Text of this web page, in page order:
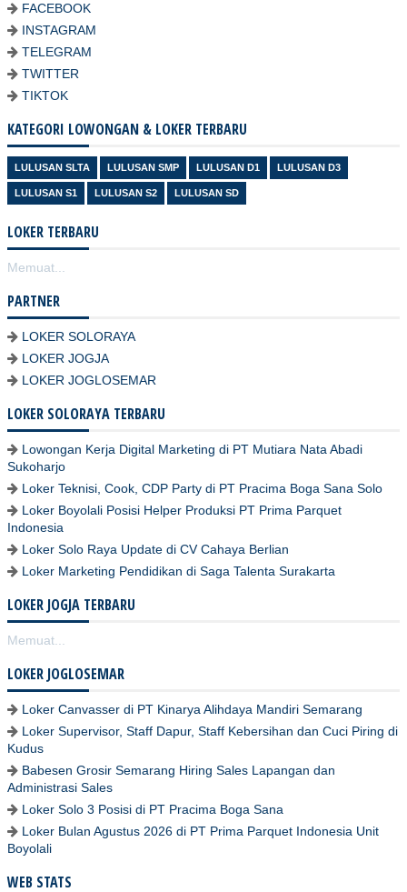
FACEBOOK
INSTAGRAM
TELEGRAM
TWITTER
TIKTOK
KATEGORI LOWONGAN & LOKER TERBARU
LULUSAN SLTA LULUSAN SMP LULUSAN D1 LULUSAN D3
LULUSAN S1 LULUSAN S2 LULUSAN SD
LOKER TERBARU
Memuat...
PARTNER
LOKER SOLORAYA
LOKER JOGJA
LOKER JOGLOSEMAR
LOKER SOLORAYA TERBARU
Lowongan Kerja Digital Marketing di PT Mutiara Nata Abadi
Sukoharjo
Loker Teknisi, Cook, CDP Party di PT Pracima Boga Sana Solo
Loker Boyolali Posisi Helper Produksi PT Prima Parquet
Indonesia
Loker Solo Raya Update di CV Cahaya Berlian
Loker Marketing Pendidikan di Saga Talenta Surakarta
LOKER JOGJA TERBARU
Memuat...
LOKER JOGLOSEMAR
Loker Canvasser di PT Kinarya Alihdaya Mandiri Semarang
Loker Supervisor, Staff Dapur, Staff Kebersihan dan Cuci Piring di
Kudus
Babesen Grosir Semarang Hiring Sales Lapangan dan
Administrasi Sales
Loker Solo 3 Posisi di PT Pracima Boga Sana
Loker Bulan Agustus 2026 di PT Prima Parquet Indonesia Unit
Boyolali
WEB STATS